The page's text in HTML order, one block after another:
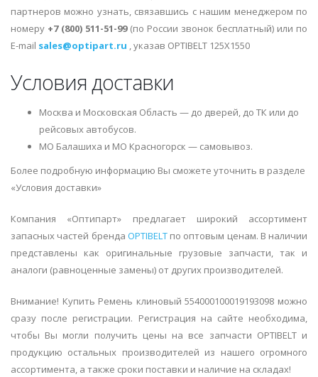
партнеров можно узнать, связавшись с нашим менеджером по
номеру +7 (800) 511-51-99(по России звонок бесплатный) или по
E-mail sales@optipart.ru , указав OPTIBELT 125X1550
Условия доставки
Москва и Московская Область — до дверей, до ТК или до
рейсовых автобусов.
МО Балашиха и МО Красногорск — самовывоз.
Более подробную информацию Вы сможете уточнить в разделе
«Условия доставки»
Компания «Оптипарт» предлагает широкий ассортимент
запасных частей бренда OPTIBELTпо оптовым ценам. В наличии
представлены как оригинальные грузовые запчасти, так и
аналоги (равноценные замены) от других производителей.
Внимание! Купить Ремень клиновый 554000100019193098 можно
сразу после регистрации. Регистрация на сайте необходима,
чтобы Вы могли получить цены на все запчасти OPTIBELT и
продукцию остальных производителей из нашего огромного
ассортимента, а также сроки поставки и наличие на складах!